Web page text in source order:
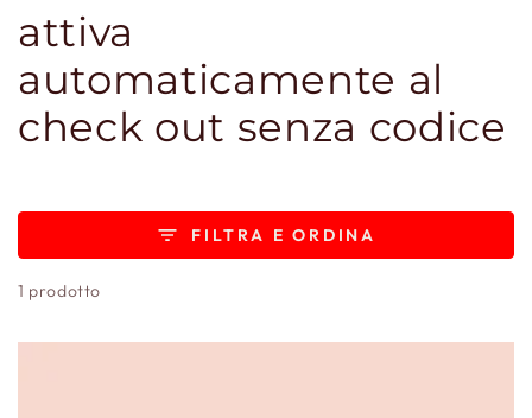
attiva
automaticamente al
check out senza codice
FILTRA E ORDINA
1 prodotto